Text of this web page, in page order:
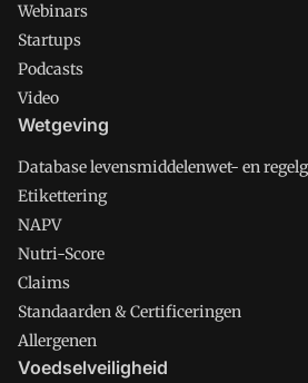
Webinars
Startups
Podcasts
Video
Wetgeving
Database levensmiddelenwet- en
Etikettering
NAPV
Nutri-Score
Claims
Standaarden & Certificeringen
Allergenen
Voedselveiligheid